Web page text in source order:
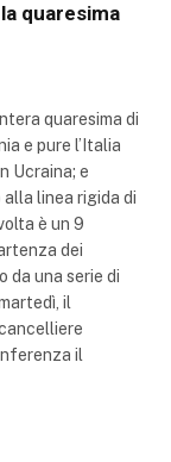
quaresima
quaresima di
e pure l’Italia
Ucraina; e
linea rigida di
è un 9
dei
da una serie di
il
il